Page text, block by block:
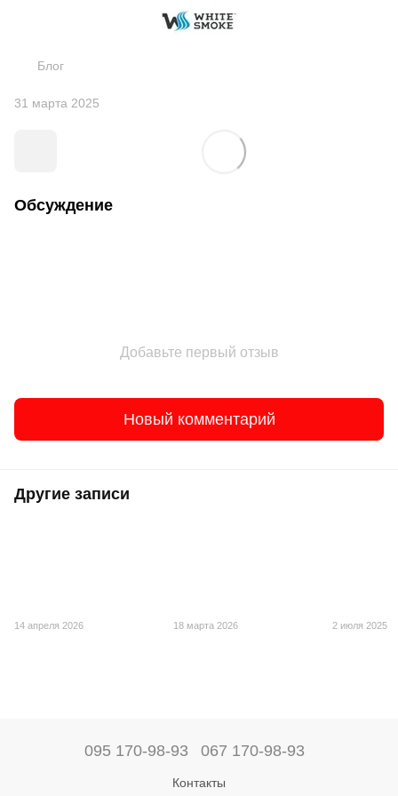
Блог
31 марта 2025
Обсуждение
Добавьте первый отзыв
Новый комментарий
Другие записи
14 апреля 2026 18 марта 2026 2 июля 2025
095 170-98-93 067 170-98-93
Контакты